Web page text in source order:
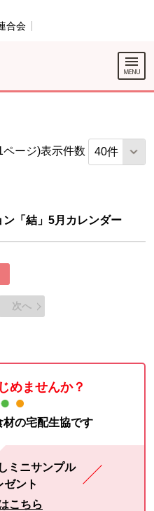
合会
す。
する
ページ)表示件数
ン「結」5月カレンダー
次へ
めませんか？
の宅配生協です
ミニサンプル
ゼント
こちら